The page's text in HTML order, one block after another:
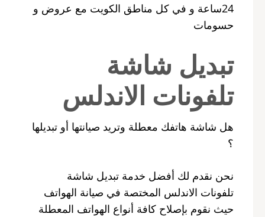
24ساعة و في كل مناطق الكويت مع عروض و
حسومات
تبديل شاشة
تلفونات الاندلس
هل شاشة هاتفك معطلة وتريد صيانتها أو تبديلها
؟
نحن نقدم لك أفضل خدمة تبديل شاشة
تلفونات الاندلس المختصة في صيانة الهواتف
حيث نقوم بإصلاح كافة أنواع الهواتف المعطلة